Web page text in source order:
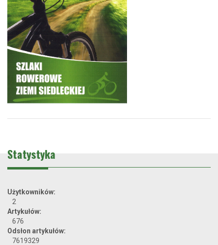
Statystyka
Użytkowników:
2
Artykułów:
676
Odsłon artykułów:
7619329